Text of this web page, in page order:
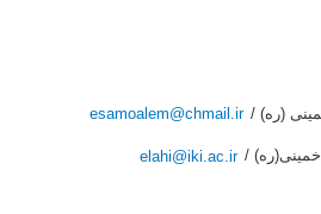
(ره) / esamoalem@chmail.ir
/
elahi@iki.ac.ir